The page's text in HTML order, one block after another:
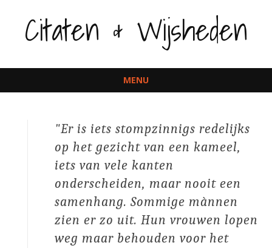
Citaten & Wijsheden
MENU
Er is iets stompzinnigs redelijks
op het gezicht van een kameel,
iets van vele kanten
onderscheiden, maar nooit een
samenhang. Sommige mànnen
zien er zo uit. Hun vrouwen lopen
weg maar behouden voor het